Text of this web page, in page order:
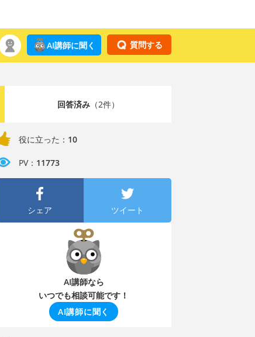
質問する
AI講師に聞く
回答済み（2件）
役に立った： 10
PV： 11773
シェア ツイート
AI講師なら
いつでも相談可能です！
AI講師に聞く